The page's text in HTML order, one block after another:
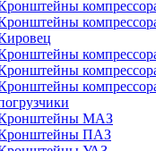
МАЗ
ПАЗ